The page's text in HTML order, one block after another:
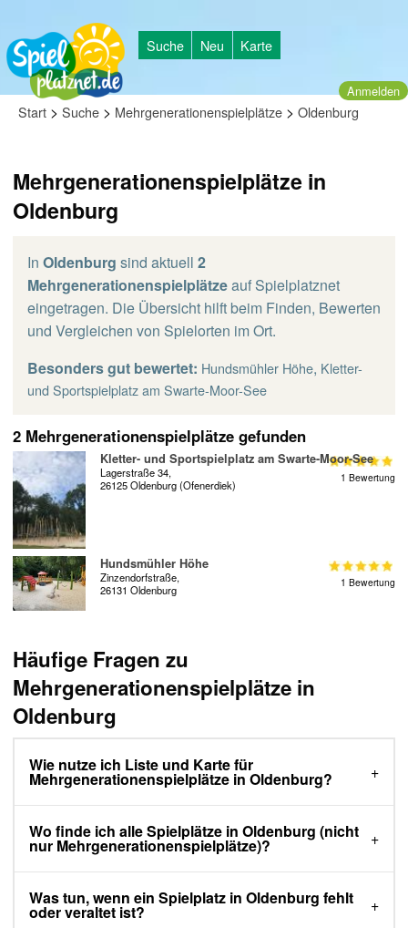
Suche Neu Karte
Anmelden
Start > Suche > Mehrgenerationenspielplätze > Oldenburg
Mehrgenerationenspielplätze in
Oldenburg
In Oldenburg sind aktuell 2
Mehrgenerationenspielplätzeauf Spielplatznet
eingetragen. Die Übersicht hilft beim Finden, Bewerten
und Vergleichen von Spielorten im Ort.
Besonders gut bewertet: Hundsmühler Höhe, Kletter-
und Sportspielplatz am Swarte-Moor-See
2 Mehrgenerationenspielplätze gefunden
Kletter- und Sportspielplatz am Swarte-Moor-See
Lagerstraße 34,
26125 Oldenburg (Ofenerdiek)
1 Bewertung
Hundsmühler Höhe
Zinzendorfstraße,
26131 Oldenburg
1 Bewertung
Häufige Fragen zu
Mehrgenerationenspielplätze in
Oldenburg
Wie nutze ich Liste und Karte für
Mehrgenerationenspielplätze in Oldenburg?
Wo finde ich alle Spielplätze in Oldenburg (nicht
nur Mehrgenerationenspielplätze)?
Was tun, wenn ein Spielplatz in Oldenburg fehlt
oder veraltet ist?